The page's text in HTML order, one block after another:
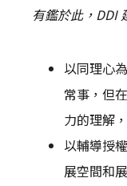
有鑑於此，DDI
以同理心
常事，但
力的理解
以輔導授
展空間和